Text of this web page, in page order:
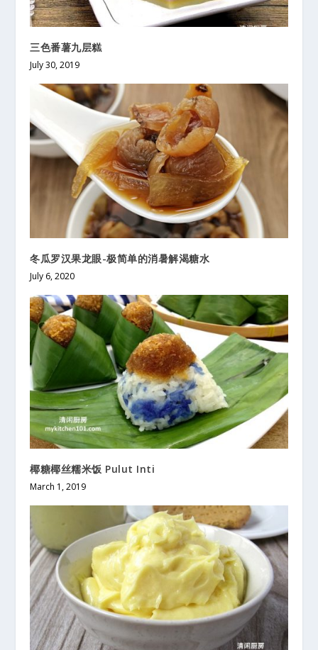
三色番薯九层糕
July 30, 2019
冬瓜罗汉果龙眼-极简单的消暑解渴糖水
July 6, 2020
椰糖椰丝糯米饭 Pulut Inti
March 1, 2019